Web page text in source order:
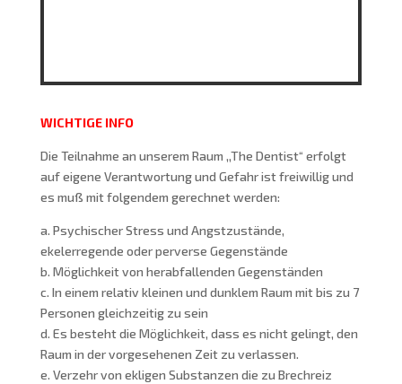
WICHTIGE INFO
Die Teilnahme an unserem Raum ,,The Dentist“ erfolgt
auf eigene Verantwortung und Gefahr ist freiwillig und
es muß mit folgendem gerechnet werden:
a. Psychischer Stress und Angstzustände,
ekelerregende oder perverse Gegenstände
b. Möglichkeit von herabfallenden Gegenständen
c. In einem relativ kleinen und dunklem Raum mit bis zu 7
Personen gleichzeitig zu sein
d. Es besteht die Möglichkeit, dass es nicht gelingt, den
Raum in der vorgesehenen Zeit zu verlassen.
e. Verzehr von ekligen Substanzen die zu Brechreiz